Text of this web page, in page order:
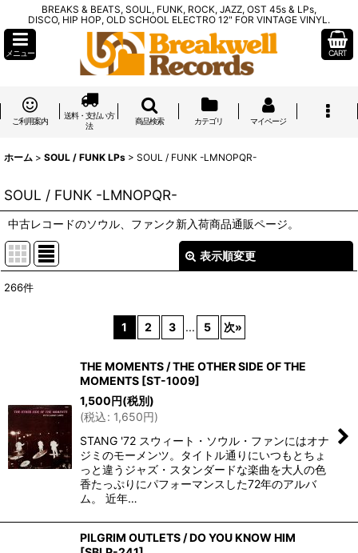
BREAKS & BEATS, SOUL, FUNK, ROCK, JAZZ, OST 45s & LPs,
DISCO, HIP HOP, OLD SCHOOL ELECTRO 12" FOR VINTAGE VINYL.
メニュー CART
ご利用案内
送料・支払い方
法
商品検索 カテゴリ マイページ
ホーム > SOUL / FUNK LPs > SOUL / FUNK -LMNOPQR-
SOUL / FUNK -LMNOPQR-
中古レコードのソウル、ファンク新入荷商品通販ページ。
表示順変更
絞り込む
266件
1 2 3 ... 5 次»
THE MOMENTS / THE OTHER SIDE OF THE
MOMENTS [ST-1009]
1,500円(税別)
(税込: 1,650円)
STANG '72 スウィート・ソウル・ファンにはオナ
ジミのモーメンツ。タイトル通りにいつもとちょ
っと違うジャズ・スタンダードな楽曲を大人の色
香たっぷりにパフォーマンスした72年のアルバ
ム。 近年…
PILGRIM OUTLETS / DO YOU KNOW HIM